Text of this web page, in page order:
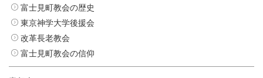
富士見町教会の歴史
東京神学大学後援会
改革長老教会
富士見町教会の信仰